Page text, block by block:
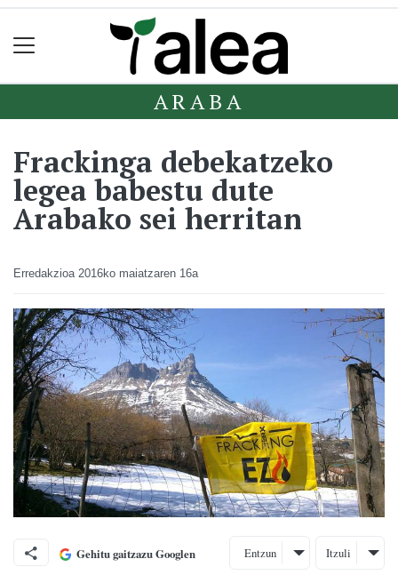
ARABA
Frackinga debekatzeko
legea babestu dute
Arabako sei herritan
Erredakzioa 2016ko maiatzaren 16a
Gehitu gaitzazu Googlen Entzun Itzuli